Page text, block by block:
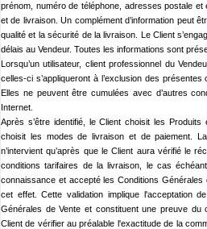
prénom, numéro de téléphone, adresses postale
et de livraison. Un complément d’information peut
qualité et la sécurité de la livraison. Le Client
délais au Vendeur. Toutes les informations sont
Lorsqu’un utilisateur, client professionnel du
celles-ci s’appliqueront à l’exclusion des
Elles ne peuvent être cumulées avec d’autres
Internet.
Après s’être identifié, le Client choisit les
choisit les modes de livraison et de paiement.
n’intervient qu’après que le Client aura vérifié le
conditions tarifaires de la livraison, le cas
connaissance et accepté les Conditions
cet effet. Cette validation implique l'acceptation
Générales de Vente et constituent une preuve
Client de vérifier au préalable l'exactitude de la